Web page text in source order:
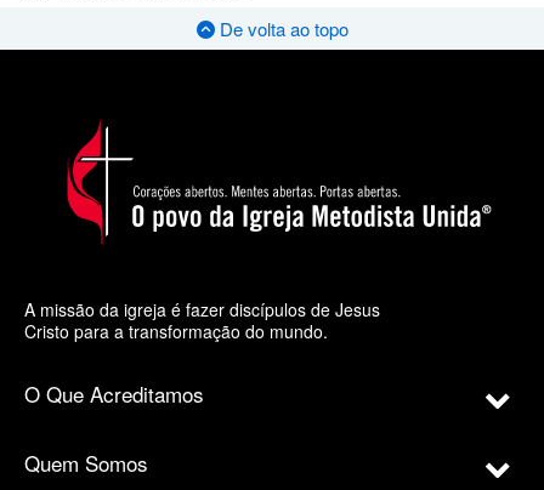
De volta ao topo
A missão da igreja é fazer discípulos de Jesus
Cristo para a transformação do mundo.
O Que Acreditamos
Quem Somos